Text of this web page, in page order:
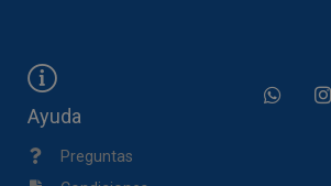
Ayuda
Preguntas